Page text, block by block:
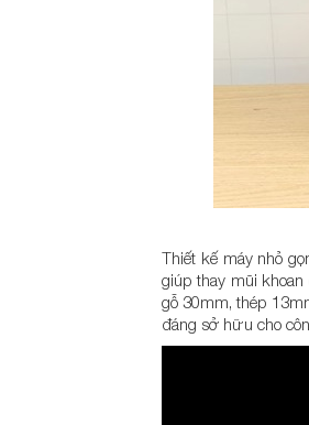
Thiết kế máy nhỏ
giúp thay mũi
gỗ 30mm, thép
đáng sở hữu cho